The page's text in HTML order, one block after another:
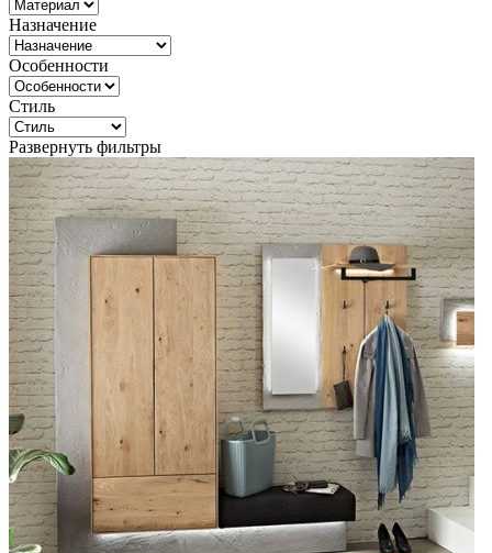
Назначение
Особенности
Стиль
Развернуть фильтры